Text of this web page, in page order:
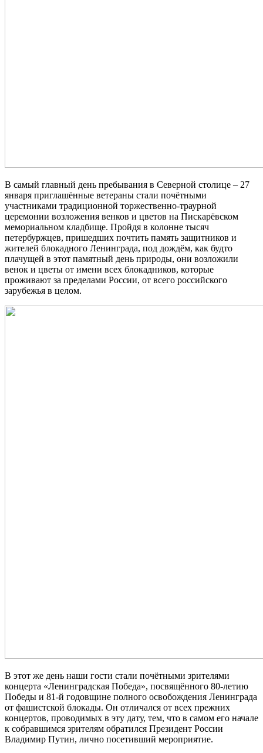
В самый главный день пребывания в Северной столице – 27
января приглашённые ветераны стали почётными
участниками традиционной торжественно-траурной
церемонии возложения венков и цветов на Пискарёвском
мемориальном кладбище. Пройдя в колонне тысяч
петербуржцев, пришедших почтить память защитников и
жителей блокадного Ленинграда, под дождём, как будто
плачущей в этот памятный день природы, они возложили
венок и цветы от имени всех блокадников, которые
проживают за пределами России, от всего российского
зарубежья в целом.
В этот же день наши гости стали почётными зрителями
концерта «Ленинградская Победа», посвящённого 80-летию
Победы и 81-й годовщине полного освобождения Ленинграда
от фашистской блокады. Он отличался от всех прежних
концертов, проводимых в эту дату, тем, что в самом его начале
к собравшимся зрителям обратился Президент России
Владимир Путин, лично посетивший мероприятие.